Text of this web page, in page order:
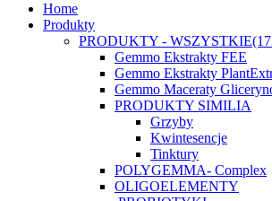
Home
Produkty
PRODUKTY - WSZYSTKIE
Gemmo Ekstrakty FEE
Gemmo Ekstrakty
Gemmo Maceraty
PRODUKTY SIMILIA
Grzyby
Kwintesencje
Tinktury
POLYGEMMA- Complex
OLIGOELEMENTY